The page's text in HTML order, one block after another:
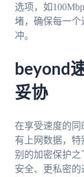
选项，如
堵，确保每一
冲。
beyond
妥协
在享受速度的
有上网数据，
别的加密保护
安全、更私密